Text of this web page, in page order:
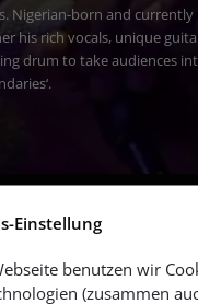
Nigerian-born and
his rich vocals, unique
drum to take audiences
Einstellung
benutzen wir
(zusammen